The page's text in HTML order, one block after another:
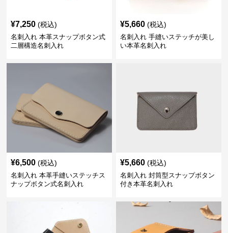
¥7,250 (税込)
名刺入れ 本革スナップボタン式
二層構造名刺入れ
¥5,660 (税込)
名刺入れ 手縫いステッチが美し
い本革名刺入れ
¥6,500 (税込)
名刺入れ 本革手縫いステッチス
ナップボタン式名刺入れ
¥5,660 (税込)
名刺入れ 封筒型スナップボタン
付き本革名刺入れ